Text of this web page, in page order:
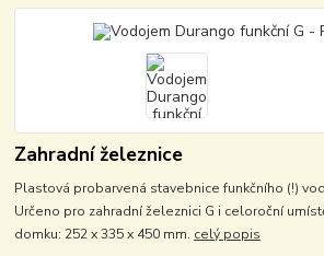
Zahradní železnice
Plastová probarvená stavebnice funkčního (!)
Určeno pro zahradní železnici G i celoroční
domku: 252 x 335 x 450 mm. celý popis